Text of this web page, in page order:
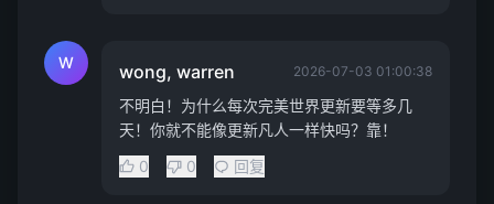
W wong, warren 2026-07-03 01:00:38
不明白！为什么每次完美世界更新要等多几
天！你就不能像更新凡人一样快吗？靠！
0
0 回复